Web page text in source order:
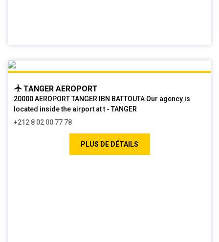
TANGER AEROPORT
20000 AEROPORT TANGER IBN BATTOUTA Our agency is
located inside the airport at t - TANGER
+212 8 02 00 77 78
PLUS DE DÉTAILS